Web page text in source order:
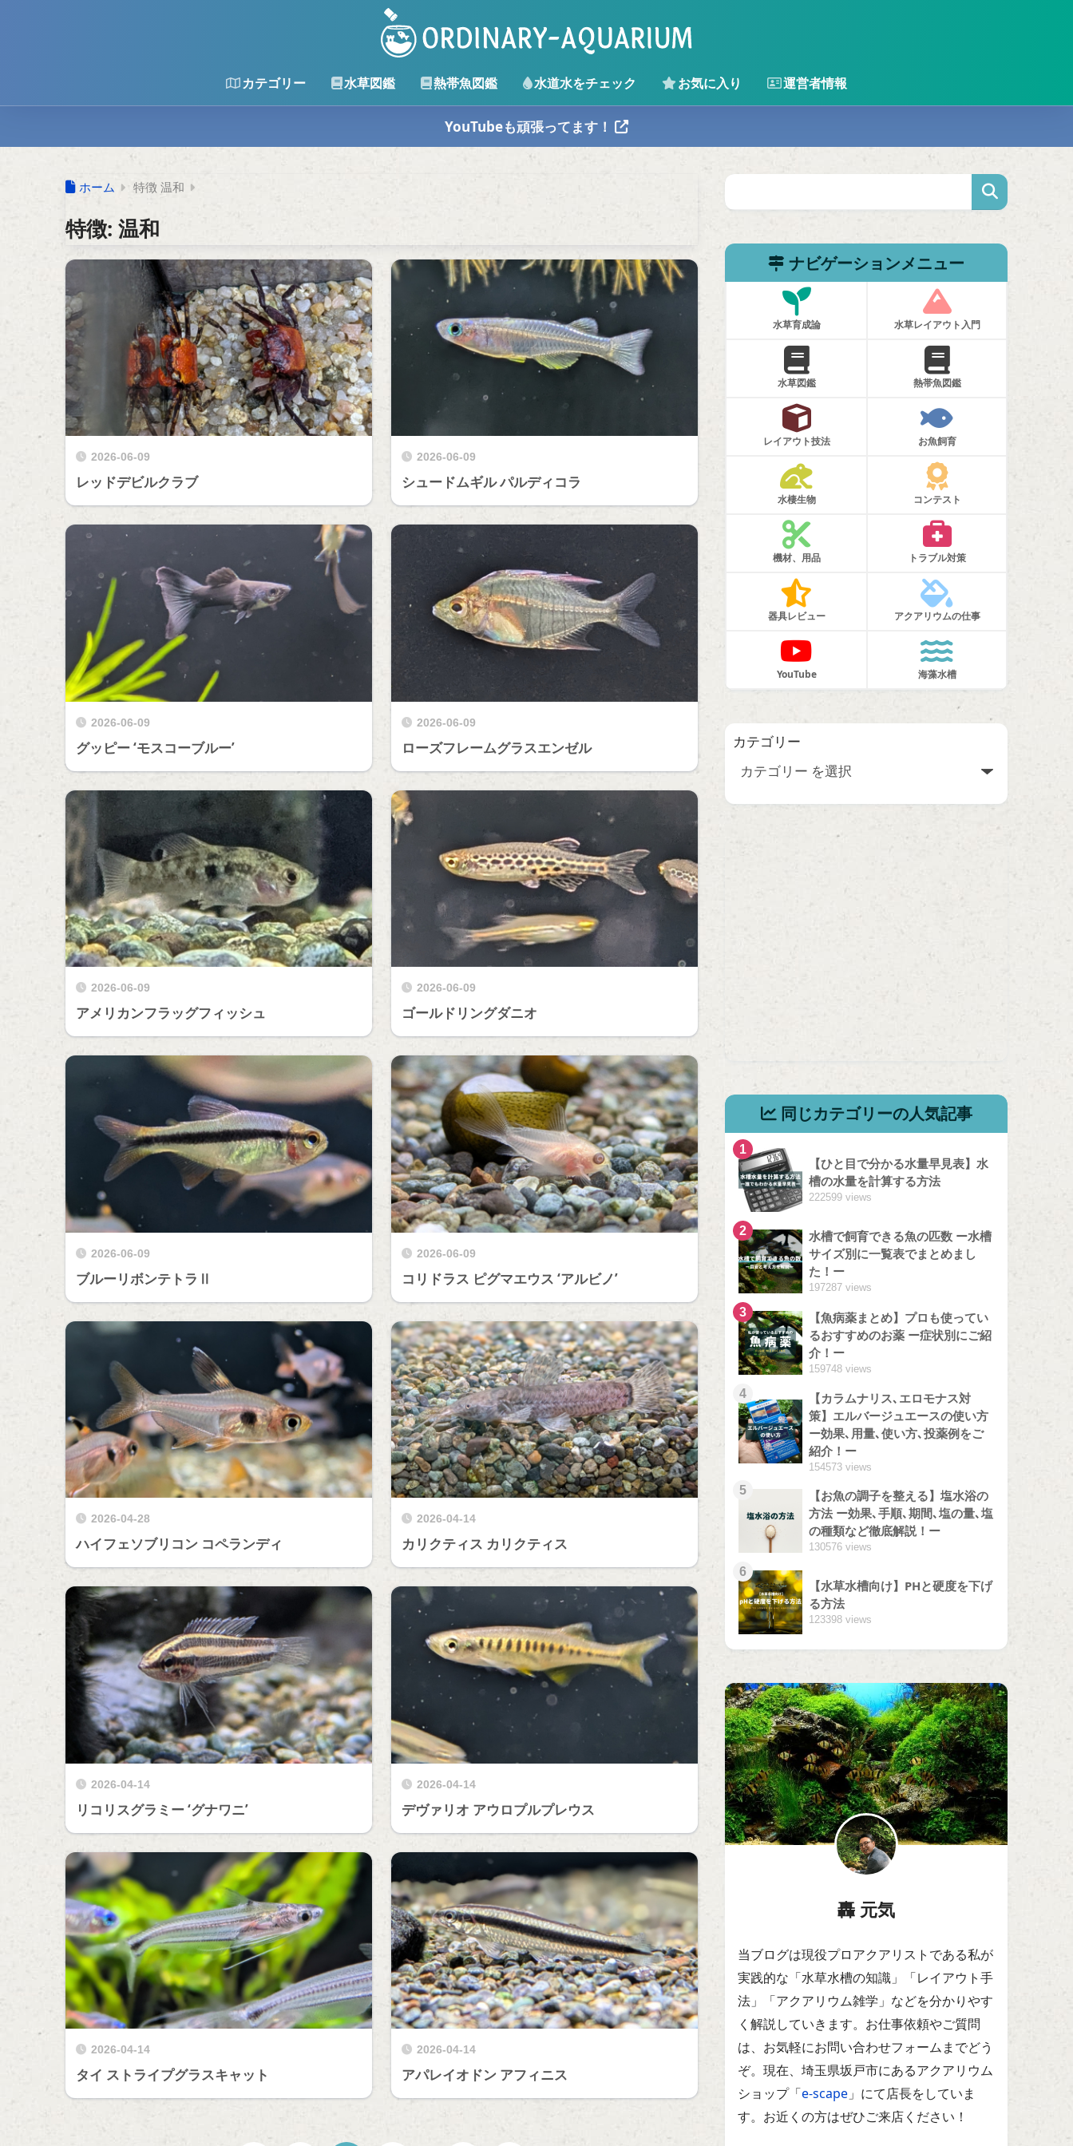
カテゴリー 水草図鑑 熱帯魚図鑑 水道水をチェック お気に入り 運営者情報
YouTubeも頑張ってます！
ホーム 特徴 温和
特徴: 温和
2026-06-09
レッドデビルクラブ
2026-06-09
シュードムギル パルディコラ
2026-06-09
グッピー ‘モスコーブルー’
2026-06-09
ローズフレームグラスエンゼル
2026-06-09
アメリカンフラッグフィッシュ
2026-06-09
ゴールドリングダニオ
2026-06-09
ブルーリボンテトラⅡ
2026-06-09
コリドラス ピグマエウス ‘アルビノ’
2026-04-28
ハイフェソブリコン コペランディ
2026-04-14
カリクティス カリクティス
2026-04-14
リコリスグラミー ‘グナワニ’
2026-04-14
デヴァリオ アウロプルプレウス
2026-04-14
タイ ストライプグラスキャット
2026-04-14
アパレイオドン アフィニス
ナビゲーションメニュー
水草育成論 水草レイアウト入門
水草図鑑 熱帯魚図鑑
レイアウト技法 お魚飼育
水棲生物 コンテスト
機材、用品 トラブル対策
器具レビュー アクアリウムの仕事
YouTube 海藻水槽
カテゴリー
同じカテゴリーの人気記事
1
【ひと目で分かる水量早見表】水
槽の水量を計算する方法
222599 views
2
水槽で飼育できる魚の匹数 ー水槽
サイズ別に一覧表でまとめまし
た！ー
197287 views
3
【魚病薬まとめ】プロも使ってい
るおすすめのお薬 ー症状別にご紹
介！ー
159748 views
4
【カラムナリス､エロモナス対
策】エルバージュエースの使い方
ー効果､用量､使い方､投薬例をご
紹介！ー
154573 views
5
【お魚の調子を整える】塩水浴の
方法 ー効果､手順､期間､塩の量､塩
の種類など徹底解説！ー
130576 views
6
【水草水槽向け】PHと硬度を下げ
る方法
123398 views
轟 元気
当ブログは現役プロアクアリストである私が
実践的な「水草水槽の知識」「レイアウト手
法」「アクアリウム雑学」などを分かりやす
く解説していきます。お仕事依頼やご質問
は、お気軽にお問い合わせフォームまでどう
ぞ。現在、埼玉県坂戸市にあるアクアリウム
ショップ「e-scape 」にて店長をしていま
す。お近くの方はぜひご来店ください！